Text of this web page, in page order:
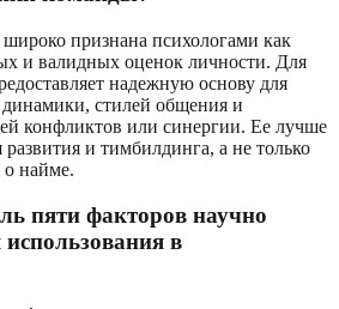
признана психологами как
и валидных оценок личности. Для
надежную основу для
стилей общения и
конфликтов или синергии. Ее лучше
развития и тимбилдинга, а не только
найме.
пяти факторов научно
в